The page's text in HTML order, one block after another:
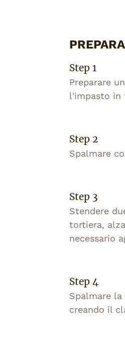
Step 1
Preparare
l'impasto in
Step 2
Spalmare
Step 3
Stendere
tortiera,
necessario
Step 4
Spalmare
creando il